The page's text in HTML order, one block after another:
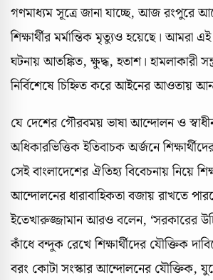
গণমাধ্যম সূত্রে জানা যাচ্ছে, আজ রংপুরে
শিক্ষার্থীর মর্মান্তিক মৃত্যুও হয়েছে। আমরা
ঘটনায় আতঙ্কিত, ক্ষুদ্ধ, হতাশ। হামলাকারী
নির্বিশেষে চিহ্নিত করে আইনের আওতায়
যে দেশের গৌরবময় ভাষা আন্দোলন ও
অধিকারভিত্তিক ইতিবাচক অর্জনে
সেই বাংলাদেশের ঐতিহ্য বিবেচনায় নিয়ে
আন্দোলনের ধারাবাহিকতা বজায় রাখতে
ইতেখারুজ্জামান আরও বলেন, ‘সরকারের
কাঁধে বন্দুক রেখে শিক্ষার্থীদের যৌক্তিক
বরং কোটা সংস্কার আন্দোলনের যৌক্তিক,